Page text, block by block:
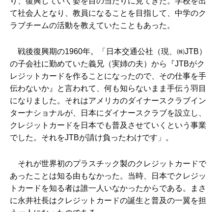
て社会人となり、教員になることを目指して、中学のク
ラブチームの活動を教えていたこともあった。
戦後復興期の1960年。「日本交通公社（現、㈱JTB）
の子会社に勤めていた義兄（実姉の夫）から『JTBがク
レジットカードを作ることになったので、その仕事を手
伝わないか』と言われて、何も知らないまま手伝う羽目
になりました。それはアメリカのダイナースクラブイン
ターナショナルが、日本にダイナースクラブを設立し、
クレジットカードを日本でも普及させていくという事業
でした。それをJTBが請け負ったわけです」。
それが世界初のプラスチック製のクレジットカードで
あったことは知る由もなかった。当時、日本でクレジッ
トカードを知る者は誰一人いなかったからである。まさ
に永井社長はクレジットカードの誕生と普及の一翼を担